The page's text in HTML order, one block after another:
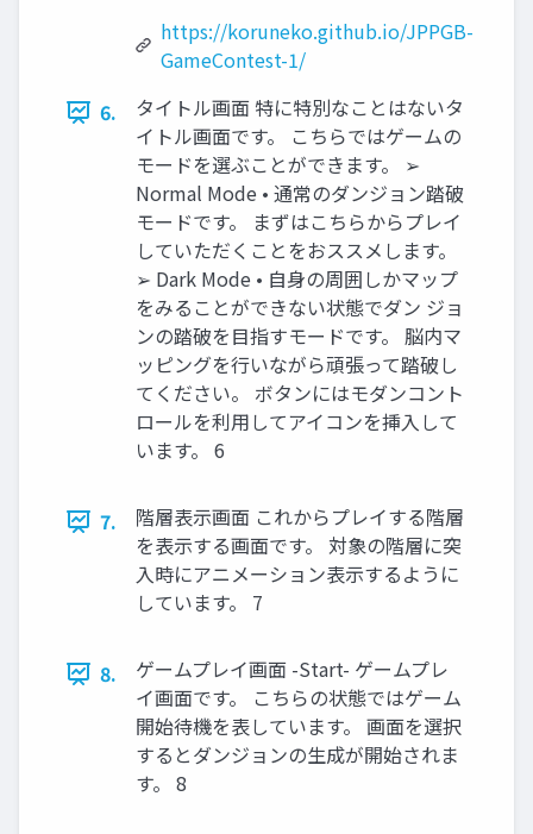
https://koruneko.github.io/JPPGB-
GameContest-1/
6.
タイトル画面 特に特別なことはないタ
イトル画面です。 こちらではゲームの
モードを選ぶことができます。 ➢
Normal Mode • 通常のダンジョン踏破
モードです。 まずはこちらからプレイ
していただくことをおススメします。
➢ Dark Mode • 自身の周囲しかマップ
をみることができない状態でダン ジョ
ンの踏破を目指すモードです。 脳内マ
ッピングを行いながら頑張って踏破し
てください。 ボタンにはモダンコント
ロールを利用してアイコンを挿入して
います。 6
7.
階層表示画面 これからプレイする階層
を表示する画面です。 対象の階層に突
入時にアニメーション表示するように
しています。 7
8.
ゲームプレイ画面 -Start- ゲームプレ
イ画面です。 こちらの状態ではゲーム
開始待機を表しています。 画面を選択
するとダンジョンの生成が開始されま
す。 8